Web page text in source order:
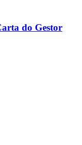
do Gestor